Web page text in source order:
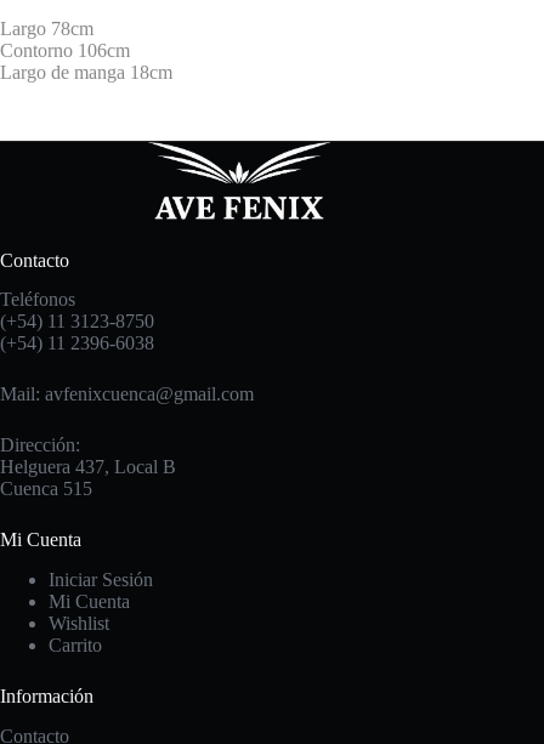
Largo 78cm
Contorno 106cm
Largo de manga 18cm
Contacto
Teléfonos
(+54) 11 3123-8750
(+54) 11 2396-6038
Mail: avfenixcuenca@gmail.com
Dirección:
Helguera 437, Local B
Cuenca 515
Mi Cuenta
Iniciar Sesión
Mi Cuenta
Wishlist
Carrito
Información
Contacto